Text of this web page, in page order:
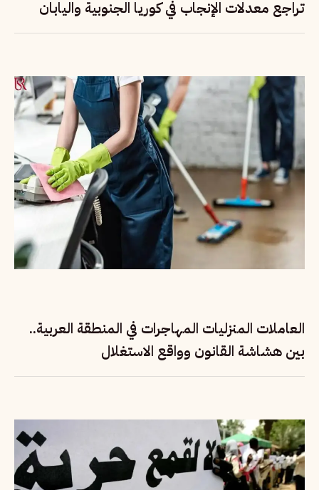
تراجع معدلات الإنجاب في كوريا الجنوبية واليابان
العاملات المنزليات المهاجرات في المنطقة العربية..
بين هشاشة القانون وواقع الاستغلال